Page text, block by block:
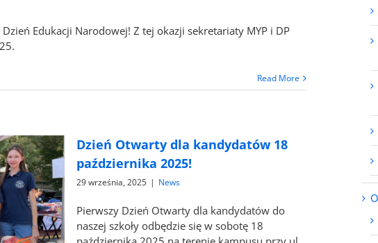
Dzień Edukacji Narodowej! Z tej okazji sekretariaty MYP i DP
Read More
Dzień Otwarty dla kandydatów 18
października 2025!
29 września, 2025 | News
Pierwszy Dzień Otwarty dla kandydatów do
naszej szkoły odbędzie się w sobotę 18